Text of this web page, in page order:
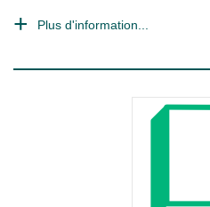
Plus d'information...